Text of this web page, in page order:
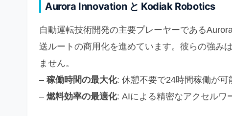
Aurora Innovation と Kodiak Robotics
自動運転技術開発の主要プレーヤーである
送ルートの商用化を進めています。彼らの強み
ません。
– 稼働時間の最大化: 休憩不要で24時間稼働が可
– 燃料効率の最適化: AIによる精密なアクセルワ